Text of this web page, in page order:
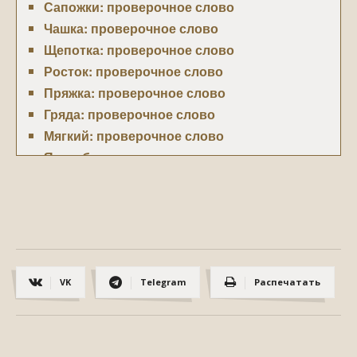
Сапожки: проверочное слово
Чашка: проверочное слово
Щепотка: проверочное слово
Росток: проверочное слово
Пряжка: проверочное слово
Гряда: проверочное слово
Мягкий: проверочное слово
Ястреб: проверочное слово
Раскалить: проверочное слово
Просвещение: проверочное слово
VK Telegram Распечатать